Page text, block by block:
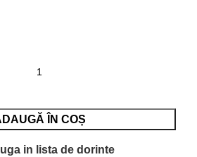
ÎN COȘ
in lista de dorinte